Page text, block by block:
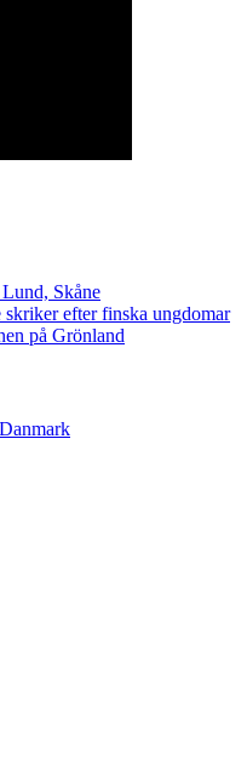
Skåne
efter finska ungdomar
på Grönland